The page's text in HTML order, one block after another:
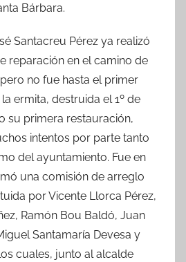
Bárbara.
Santacreu Pérez ya realizó
reparación en el camino de
no fue hasta el primer
ermita, destruida el 1º de
su primera restauración,
intentos por parte tanto
del ayuntamiento. Fue en
una comisión de arreglo
por Vicente Llorca Pérez,
Ramón Bou Baldó, Juan
Santamaría Devesa y
cuales, junto al alcalde